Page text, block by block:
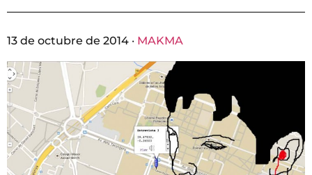
13 de octubre de 2014 · MAKMA